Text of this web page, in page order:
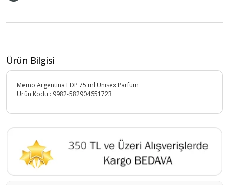
Ürün Bilgisi
Memo Argentina EDP 75 ml Unisex Parfüm
Ürün Kodu : 9982-582904651723